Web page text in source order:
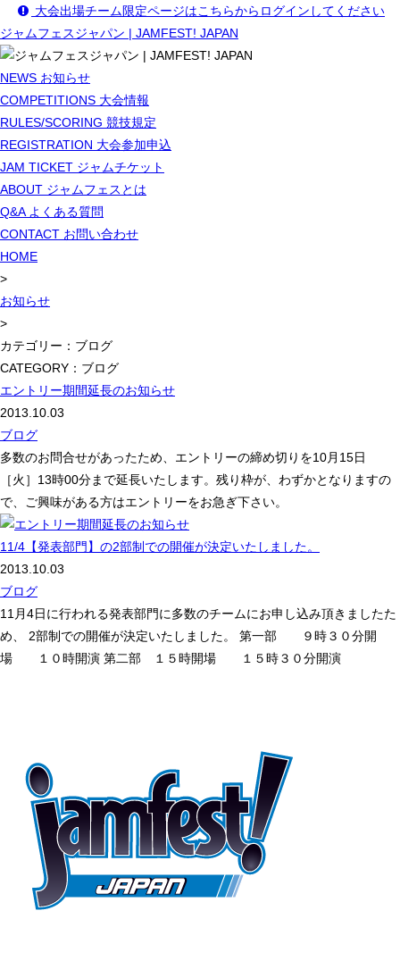
大会出場チーム限定ページはこちらからログインしてください
ジャムフェスジャパン | JAMFEST! JAPAN
NEWS お知らせ
COMPETITIONS 大会情報
RULES/SCORING 競技規定
REGISTRATION 大会参加申込
JAM TICKET ジャムチケット
ABOUT ジャムフェスとは
Q&A よくある質問
CONTACT お問い合わせ
HOME
>
お知らせ
>
カテゴリー：ブログ
CATEGORY：ブログ
エントリー期間延長のお知らせ
2013.10.03
ブログ
多数のお問合せがあったため、エントリーの締め切りを10月15日
［火］13時00分まで延長いたします。残り枠が、わずかとなりますの
で、ご興味がある方はエントリーをお急ぎ下さい。
11/4【発表部門】の2部制での開催が決定いたしました。
2013.10.03
ブログ
11月4日に行われる発表部門に多数のチームにお申し込み頂きましたた
め、 2部制での開催が決定いたしました。 第一部 ９時３０分開
場 １０時開演 第二部 １５時開場 １５時３０分開演